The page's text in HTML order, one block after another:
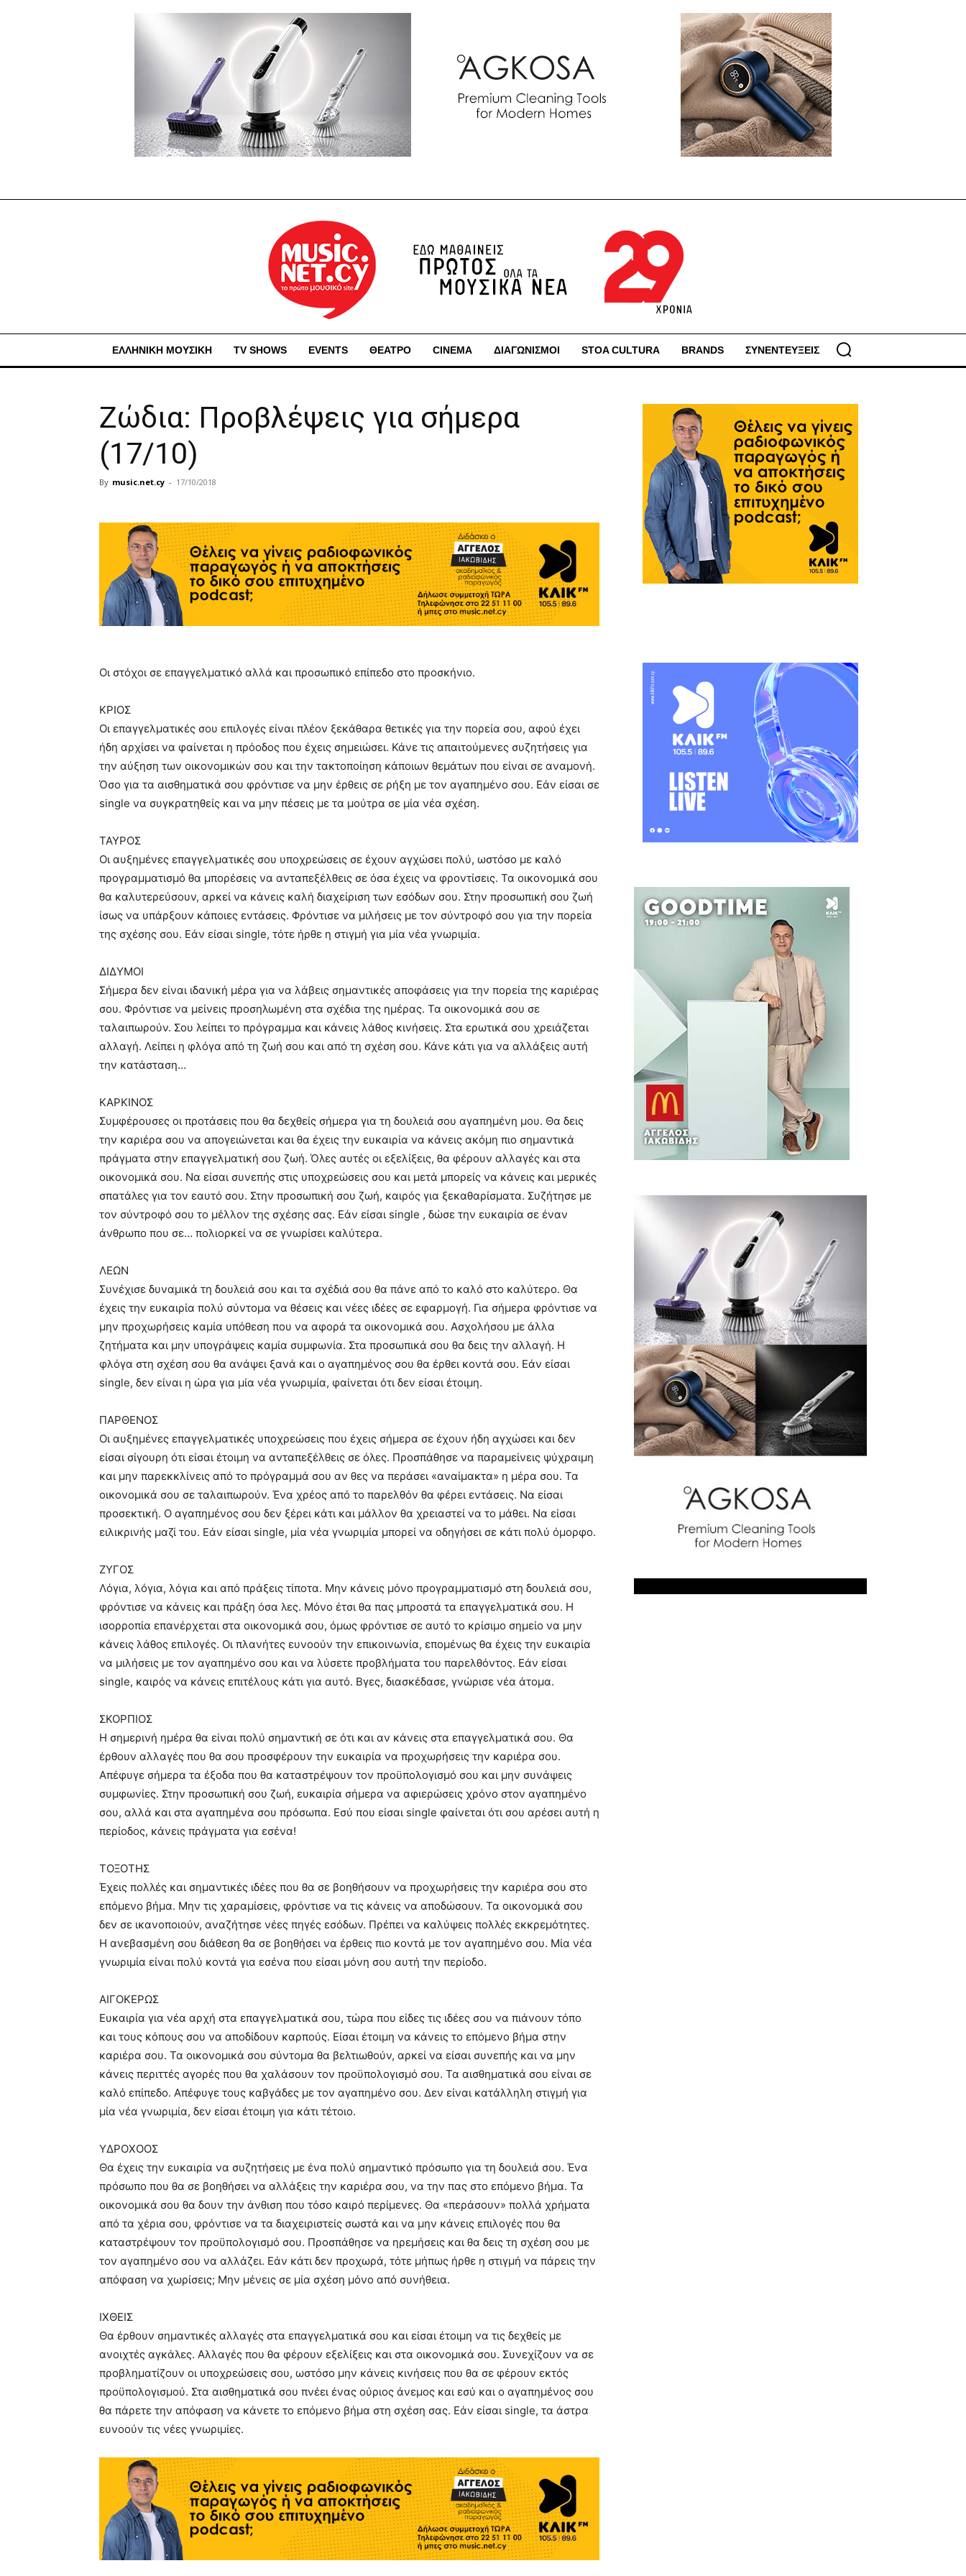
ΕΛΛΗΝΙΚΗ ΜΟΥΣΙΚΗ TV SHOWS EVENTS ΘΕΑΤΡΟ CINEMA ΔΙΑΓΩΝΙΣΜΟΙ STOA CULTURA BRANDS ΣΥΝΕΝΤΕΥΞΕΙΣ
Ζώδια: Προβλέψεις για σήμερα
(17/10)
By music.net.cy - 17/10/2018
Οι στόχοι σε επαγγελματικό αλλά και προσωπικό επίπεδο στο προσκήνιο.
ΚΡΙΟΣ
Οι επαγγελματικές σου επιλογές είναι πλέον ξεκάθαρα θετικές για την πορεία σου, αφού έχει
ήδη αρχίσει να φαίνεται η πρόοδος που έχεις σημειώσει. Κάνε τις απαιτούμενες συζητήσεις για
την αύξηση των οικονομικών σου και την τακτοποίηση κάποιων θεμάτων που είναι σε αναμονή.
Όσο για τα αισθηματικά σου φρόντισε να μην έρθεις σε ρήξη με τον αγαπημένο σου. Εάν είσαι σε
single να συγκρατηθείς και να μην πέσεις με τα μούτρα σε μία νέα σχέση.
ΤΑΥΡΟΣ
Οι αυξημένες επαγγελματικές σου υποχρεώσεις σε έχουν αγχώσει πολύ, ωστόσο με καλό
προγραμματισμό θα μπορέσεις να ανταπεξέλθεις σε όσα έχεις να φροντίσεις. Τα οικονομικά σου
θα καλυτερεύσουν, αρκεί να κάνεις καλή διαχείριση των εσόδων σου. Στην προσωπική σου ζωή
ίσως να υπάρξουν κάποιες εντάσεις. Φρόντισε να μιλήσεις με τον σύντροφό σου για την πορεία
της σχέσης σου. Εάν είσαι single, τότε ήρθε η στιγμή για μία νέα γνωριμία.
ΔΙΔΥΜΟΙ
Σήμερα δεν είναι ιδανική μέρα για να λάβεις σημαντικές αποφάσεις για την πορεία της καριέρας
σου. Φρόντισε να μείνεις προσηλωμένη στα σχέδια της ημέρας. Τα οικονομικά σου σε
ταλαιπωρούν. Σου λείπει το πρόγραμμα και κάνεις λάθος κινήσεις. Στα ερωτικά σου χρειάζεται
αλλαγή. Λείπει η φλόγα από τη ζωή σου και από τη σχέση σου. Κάνε κάτι για να αλλάξεις αυτή
την κατάσταση…
ΚΑΡΚΙΝΟΣ
Συμφέρουσες οι προτάσεις που θα δεχθείς σήμερα για τη δουλειά σου αγαπημένη μου. Θα δεις
την καριέρα σου να απογειώνεται και θα έχεις την ευκαιρία να κάνεις ακόμη πιο σημαντικά
πράγματα στην επαγγελματική σου ζωή. Όλες αυτές οι εξελίξεις, θα φέρουν αλλαγές και στα
οικονομικά σου. Να είσαι συνεπής στις υποχρεώσεις σου και μετά μπορείς να κάνεις και μερικές
σπατάλες για τον εαυτό σου. Στην προσωπική σου ζωή, καιρός για ξεκαθαρίσματα. Συζήτησε με
τον σύντροφό σου το μέλλον της σχέσης σας. Εάν είσαι single , δώσε την ευκαιρία σε έναν
άνθρωπο που σε… πολιορκεί να σε γνωρίσει καλύτερα.
ΛΕΩΝ
Συνέχισε δυναμικά τη δουλειά σου και τα σχέδιά σου θα πάνε από το καλό στο καλύτερο. Θα
έχεις την ευκαιρία πολύ σύντομα να θέσεις και νέες ιδέες σε εφαρμογή. Για σήμερα φρόντισε να
μην προχωρήσεις καμία υπόθεση που να αφορά τα οικονομικά σου. Ασχολήσου με άλλα
ζητήματα και μην υπογράψεις καμία συμφωνία. Στα προσωπικά σου θα δεις την αλλαγή. Η
φλόγα στη σχέση σου θα ανάψει ξανά και ο αγαπημένος σου θα έρθει κοντά σου. Εάν είσαι
single, δεν είναι η ώρα για μία νέα γνωριμία, φαίνεται ότι δεν είσαι έτοιμη.
ΠΑΡΘΕΝΟΣ
Οι αυξημένες επαγγελματικές υποχρεώσεις που έχεις σήμερα σε έχουν ήδη αγχώσει και δεν
είσαι σίγουρη ότι είσαι έτοιμη να ανταπεξέλθεις σε όλες. Προσπάθησε να παραμείνεις ψύχραιμη
και μην παρεκκλίνεις από το πρόγραμμά σου αν θες να περάσει «αναίμακτα» η μέρα σου. Τα
οικονομικά σου σε ταλαιπωρούν. Ένα χρέος από το παρελθόν θα φέρει εντάσεις. Να είσαι
προσεκτική. Ο αγαπημένος σου δεν ξέρει κάτι και μάλλον θα χρειαστεί να το μάθει. Να είσαι
ειλικρινής μαζί του. Εάν είσαι single, μία νέα γνωριμία μπορεί να οδηγήσει σε κάτι πολύ όμορφο.
ΖΥΓΟΣ
Λόγια, λόγια, λόγια και από πράξεις τίποτα. Μην κάνεις μόνο προγραμματισμό στη δουλειά σου,
φρόντισε να κάνεις και πράξη όσα λες. Μόνο έτσι θα πας μπροστά τα επαγγελματικά σου. Η
ισορροπία επανέρχεται στα οικονομικά σου, όμως φρόντισε σε αυτό το κρίσιμο σημείο να μην
κάνεις λάθος επιλογές. Οι πλανήτες ευνοούν την επικοινωνία, επομένως θα έχεις την ευκαιρία
να μιλήσεις με τον αγαπημένο σου και να λύσετε προβλήματα του παρελθόντος. Εάν είσαι
single, καιρός να κάνεις επιτέλους κάτι για αυτό. Βγες, διασκέδασε, γνώρισε νέα άτομα.
ΣΚΟΡΠΙΟΣ
Η σημερινή ημέρα θα είναι πολύ σημαντική σε ότι και αν κάνεις στα επαγγελματικά σου. Θα
έρθουν αλλαγές που θα σου προσφέρουν την ευκαιρία να προχωρήσεις την καριέρα σου.
Απέφυγε σήμερα τα έξοδα που θα καταστρέψουν τον προϋπολογισμό σου και μην συνάψεις
συμφωνίες. Στην προσωπική σου ζωή, ευκαιρία σήμερα να αφιερώσεις χρόνο στον αγαπημένο
σου, αλλά και στα αγαπημένα σου πρόσωπα. Εσύ που είσαι single φαίνεται ότι σου αρέσει αυτή η
περίοδος, κάνεις πράγματα για εσένα!
ΤΟΞΟΤΗΣ
Έχεις πολλές και σημαντικές ιδέες που θα σε βοηθήσουν να προχωρήσεις την καριέρα σου στο
επόμενο βήμα. Μην τις χαραμίσεις, φρόντισε να τις κάνεις να αποδώσουν. Τα οικονομικά σου
δεν σε ικανοποιούν, αναζήτησε νέες πηγές εσόδων. Πρέπει να καλύψεις πολλές εκκρεμότητες.
Η ανεβασμένη σου διάθεση θα σε βοηθήσει να έρθεις πιο κοντά με τον αγαπημένο σου. Μία νέα
γνωριμία είναι πολύ κοντά για εσένα που είσαι μόνη σου αυτή την περίοδο.
ΑΙΓΟΚΕΡΩΣ
Ευκαιρία για νέα αρχή στα επαγγελματικά σου, τώρα που είδες τις ιδέες σου να πιάνουν τόπο
και τους κόπους σου να αποδίδουν καρπούς. Είσαι έτοιμη να κάνεις το επόμενο βήμα στην
καριέρα σου. Τα οικονομικά σου σύντομα θα βελτιωθούν, αρκεί να είσαι συνεπής και να μην
κάνεις περιττές αγορές που θα χαλάσουν τον προϋπολογισμό σου. Τα αισθηματικά σου είναι σε
καλό επίπεδο. Απέφυγε τους καβγάδες με τον αγαπημένο σου. Δεν είναι κατάλληλη στιγμή για
μία νέα γνωριμία, δεν είσαι έτοιμη για κάτι τέτοιο.
ΥΔΡΟΧΟΟΣ
Θα έχεις την ευκαιρία να συζητήσεις με ένα πολύ σημαντικό πρόσωπο για τη δουλειά σου. Ένα
πρόσωπο που θα σε βοηθήσει να αλλάξεις την καριέρα σου, να την πας στο επόμενο βήμα. Τα
οικονομικά σου θα δουν την άνθιση που τόσο καιρό περίμενες. Θα «περάσουν» πολλά χρήματα
από τα χέρια σου, φρόντισε να τα διαχειριστείς σωστά και να μην κάνεις επιλογές που θα
καταστρέψουν τον προϋπολογισμό σου. Προσπάθησε να ηρεμήσεις και θα δεις τη σχέση σου με
τον αγαπημένο σου να αλλάζει. Εάν κάτι δεν προχωρά, τότε μήπως ήρθε η στιγμή να πάρεις την
απόφαση να χωρίσεις; Μην μένεις σε μία σχέση μόνο από συνήθεια.
ΙΧΘΕΙΣ
Θα έρθουν σημαντικές αλλαγές στα επαγγελματικά σου και είσαι έτοιμη να τις δεχθείς με
ανοιχτές αγκάλες. Αλλαγές που θα φέρουν εξελίξεις και στα οικονομικά σου. Συνεχίζουν να σε
προβληματίζουν οι υποχρεώσεις σου, ωστόσο μην κάνεις κινήσεις που θα σε φέρουν εκτός
προϋπολογισμού. Στα αισθηματικά σου πνέει ένας ούριος άνεμος και εσύ και ο αγαπημένος σου
θα πάρετε την απόφαση να κάνετε το επόμενο βήμα στη σχέση σας. Εάν είσαι single, τα άστρα
ευνοούν τις νέες γνωριμίες.